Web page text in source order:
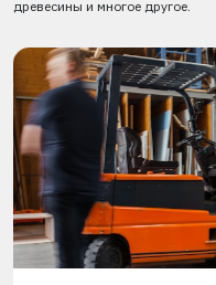
древесины и многое другое.